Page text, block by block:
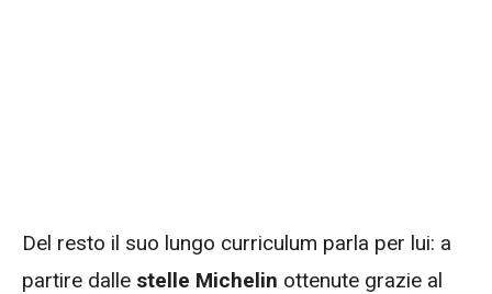
Del resto il suo lungo curriculum parla per lui: a
partire dalle stelle Michelin ottenute grazie al